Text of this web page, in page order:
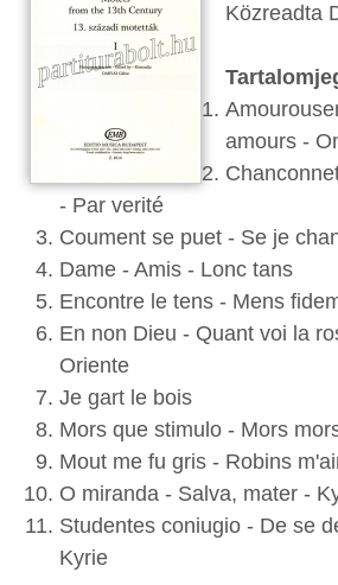
Közreadta
amours -
- Par verité
Coument se puet - Se je
Dame - Amis - Lonc tans
Encontre le tens - Mens
En non Dieu - Quant voi la
Oriente
Je gart le bois
Mors que stimulo - Mors
Mout me fu gris - Robins
O miranda - Salva, mater -
Studentes coniugio - De se
Kyrie